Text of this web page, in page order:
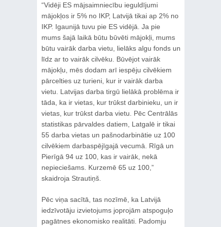
“Vidēji ES mājsaimniecību ieguldījumi
mājokļos ir 5% no IKP, Latvijā tikai ap 2% no
IKP. Igaunijā tuvu pie ES vidējā. Ja pie
mums šajā laikā būtu būvēti mājokļi, mums
būtu vairāk darba vietu, lielāks algu fonds un
līdz ar to vairāk cilvēku. Būvējot vairāk
mājokļu, mēs dodam arī iespēju cilvēkiem
pārcelties uz turieni, kur ir vairāk darba
vietu. Latvijas darba tirgū lielākā problēma ir
tāda, ka ir vietas, kur trūkst darbinieku, un ir
vietas, kur trūkst darba vietu. Pēc Centrālās
statistikas pārvaldes datiem, Latgalē ir tikai
55 darba vietas un pašnodarbinātie uz 100
cilvēkiem darbaspējīgajā vecumā. Rīgā un
Pierīgā 94 uz 100, kas ir vairāk, nekā
nepieciešams. Kurzemē 65 uz 100,”
skaidroja Strautiņš.
Pēc viņa sacītā, tas nozīmē, ka Latvijā
iedzīvotāju izvietojums joprojām atspoguļo
pagātnes ekonomisko realitāti. Padomju